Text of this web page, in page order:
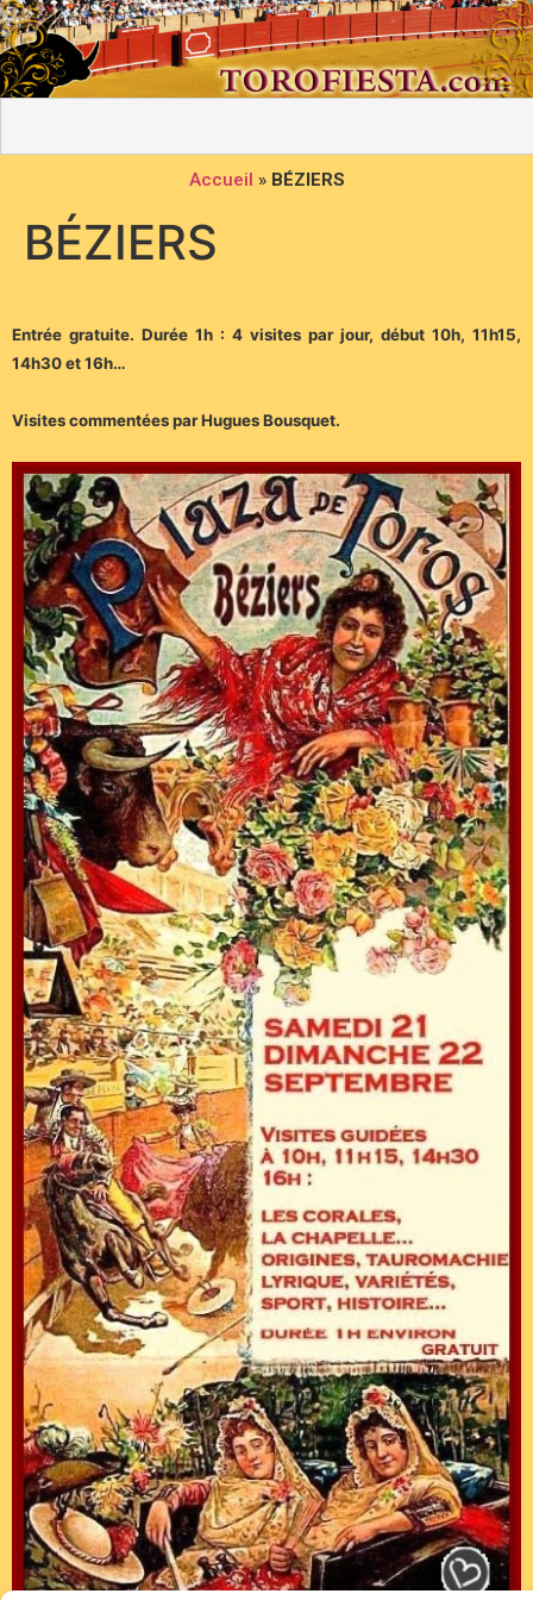
Accueil » BÉZIERS
BÉZIERS
Entrée gratuite. Durée 1h : 4 visites par jour, début 10h, 11h15,
14h30 et 16h…
Visites commentées par Hugues Bousquet.